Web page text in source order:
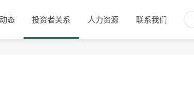
态 投资者关系 人力资源 联系我们